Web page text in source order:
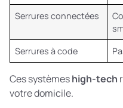
Serrures connectées
Serrures à code
Ces systèmeshigh-tech
votre domicile.